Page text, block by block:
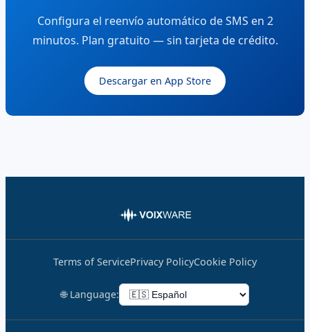
Configura el reenvío automático de SMS en 2
minutos. Plan gratuito — sin tarjeta de crédito.
Descargar en App Store
Terms of ServicePrivacy PolicyCookie Policy
🌐 Language: